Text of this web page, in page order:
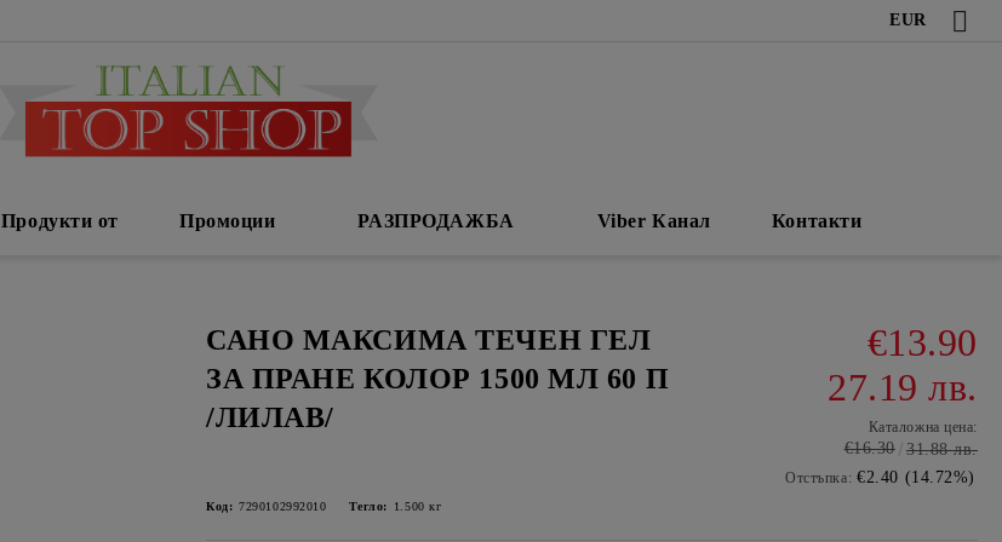
EUR
Продукти от Промоции РАЗПРОДАЖБА Viber Канал Контакти
САНО МАКСИМА ТЕЧЕН ГЕЛ
ЗА ПРАНЕ КОЛОР 1500 МЛ 60 П
/ЛИЛАВ/
€13.90
27.19 лв.
Каталожна цена:
€16.30 31.88 лв.
Отстъпка: €2.40 (14.72%)
Код: 7290102992010 Тегло: 1.500 кг